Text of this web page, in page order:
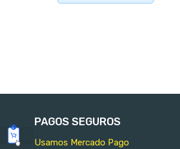
PAGOS SEGUROS
Usamos Mercado Pago